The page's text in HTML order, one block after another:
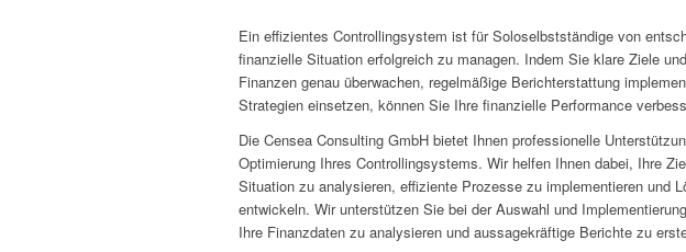
Ein effizientes Controllingsystem ist für Soloselbstständige von
finanzielle Situation erfolgreich zu managen. Indem Sie klare Ziele
Finanzen genau überwachen, regelmäßige Berichterstattung
Strategien einsetzen, können Sie Ihre finanzielle Performance
Die Censea Consulting GmbH bietet Ihnen professionelle
Optimierung Ihres Controllingsystems. Wir helfen Ihnen dabei, Ihre
Situation zu analysieren, effiziente Prozesse zu implementieren und
entwickeln. Wir unterstützen Sie bei der Auswahl und
Ihre Finanzdaten zu analysieren und aussagekräftige Berichte zu